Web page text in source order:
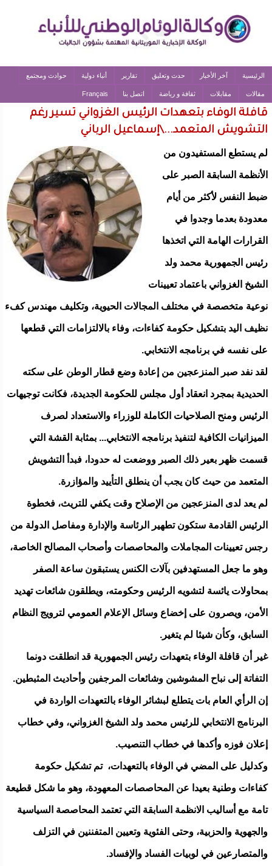
الرئيسية آخر الأخبار حدث وتعليق تقارير أنباء دولية حوادث ومجتمع
مقالات مقابلات ثقافة و رياضة اتصل بنا Français
قافلة الوفاء بتعهدات الرئيس الغزواني تسير رغم
التشويش المتعمد...\إسماعيل الرباني
لم يستطع المستفيدون من
الأنظمة السابقة الصبر على
ضبط النفس لأكثر من أيام
معدودة بعدما وجدوا في
القرارات الهامة التي اتخذها
رئيس الجمهورية محمد ولد
الشيخ الغزواني باعتماد تعيينات
نوعية متخصصة في مختلف المجالات الحيوية، وتكليف مهندس كفء
نظيف اليد بتشكيل حكومة كفاءات، وفاء بالالتزامات التي قطعها
على نفسه في برنامجه الانتخابي.
لقد نفد صبر المنزعجين من إعادة وضع قطار الوطن على سكته
الحديدية بمجرد انعقاد أول مجلس للحكومة الجديدة، فكانت توجيهات
الرئيس ومنح الصلاحيات الكاملة للوزراء والاستعداد لصرف
الميزانيات الكافية لتنفيذ برنامجه الانتخابي... بمثابة القشة التي
قسمت ظهر بعير ذلك الصبر ووضعت له حدودا، فبدأ التشويش
المتعمد من حيث كان يجب أن ينطلق التأييد والمؤازرة.
لم يعد لدى المنزعجين من الإصلاح وقت يكفي للتريث، فخطوة
الرئيس القادمة ستكون تطهير الرئاسة والإدارة ومفاصل الدولة من
رجس تعيينات المجاملات والمحاصصات وأصحاب المصالح الخاصة،
وهو ما جعل المستهدفين بآلات الكنس يستبقون ساعة الصفر
بمحاولات يائسة لتشويه الرئيس وحكومته، ويطلقون شائعات تهديد
الأمن، ويصرون على إخضاع وسائل الإعلام العمومي لترويج النظام
السابق، وكأن شيئا لم يتغير.
غير أن قافلة الوفاء بتعهدات رئيس الجمهورية قد انطلقت دونما
التفاتة إلى نباح المشوشين وشائعات المرجفين وأحاديث المثبطين.
إن الرأي العام بات يتطلع لبشائر الوفاء بالتعهدات الواردة في
البرنامج الانتخابي للرئيس محمد ولد الشيخ الغزواني، وفي خطاب
إعلان فوزه وأكدها في خطاب التنصيب.
وكدليل على المضي في الوفاء بالتعهدات، تم تشكيل حكومة
كفاءات وطنية بعيدا عن المحاصصات المعهودة، وهو ما شكل قطيعة
تامة مع أساليب الانظمة السابقة التي تعتمد المحاصصة السياسية
والجهوية والحزبية، وحتى الفئوية وتعيين المتفننين في التزلف
والمتصارعين في لوبيات الفساد والإفساد.